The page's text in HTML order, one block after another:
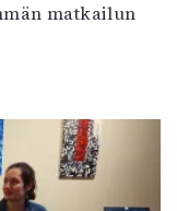
matkailun